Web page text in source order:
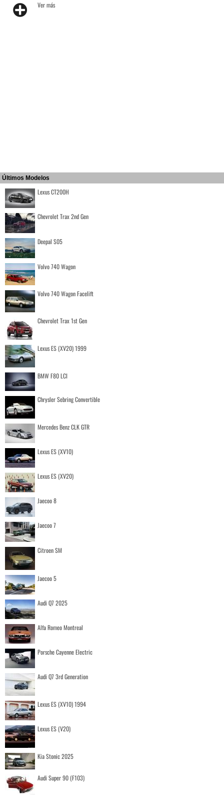
Ver más
Últimos Modelos
Lexus CT200H
Chevrolet Trax 2nd Gen
Deepal S05
Volvo 740 Wagon
Volvo 740 Wagon Facelift
Chevrolet Trax 1st Gen
Lexus ES (XV20) 1999
BMW F80 LCI
Chrysler Sebring Convertible
Mercedes Benz CLK GTR
Lexus ES (XV10)
Lexus ES (XV20)
Jaecoo 8
Jaecoo 7
Citroen SM
Jaecoo 5
Audi Q7 2025
Alfa Romeo Montreal
Porsche Cayenne Electric
Audi Q7 3rd Generation
Lexus ES (XV10) 1994
Lexus ES (V20)
Kia Stonic 2025
Audi Super 90 (F103)